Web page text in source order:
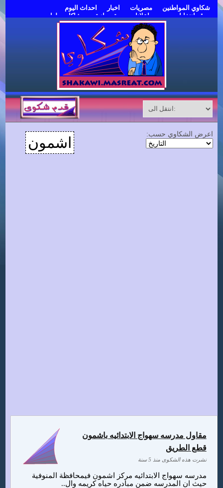
شكاوي المواطنين مصريات اخبار
احداث اليوم
موقع انتخابات مصر
اعلانات مبوبة مجانية
مشاكل وحلول
اشمون
اعرض الشكاوي حسب:
مدرسه سهواج الابتدائيه مركز اشمون فيمحافظة المنوفية
حيث ان المدرسه ضمن مبادره حياه كريمه وال..
مقاول مدرسه سهواج الابتدائيه باشمون
قطع الطريق
نشرت هذه الشكوى منذ 5 سنة